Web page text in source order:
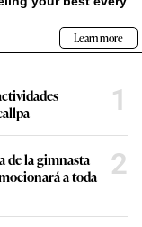
1
de la gimnasta
a toda
2